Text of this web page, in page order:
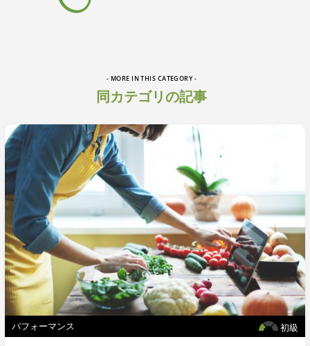
- MORE IN THIS CATEGORY -
同カテゴリの記事
初級
パフォーマンス